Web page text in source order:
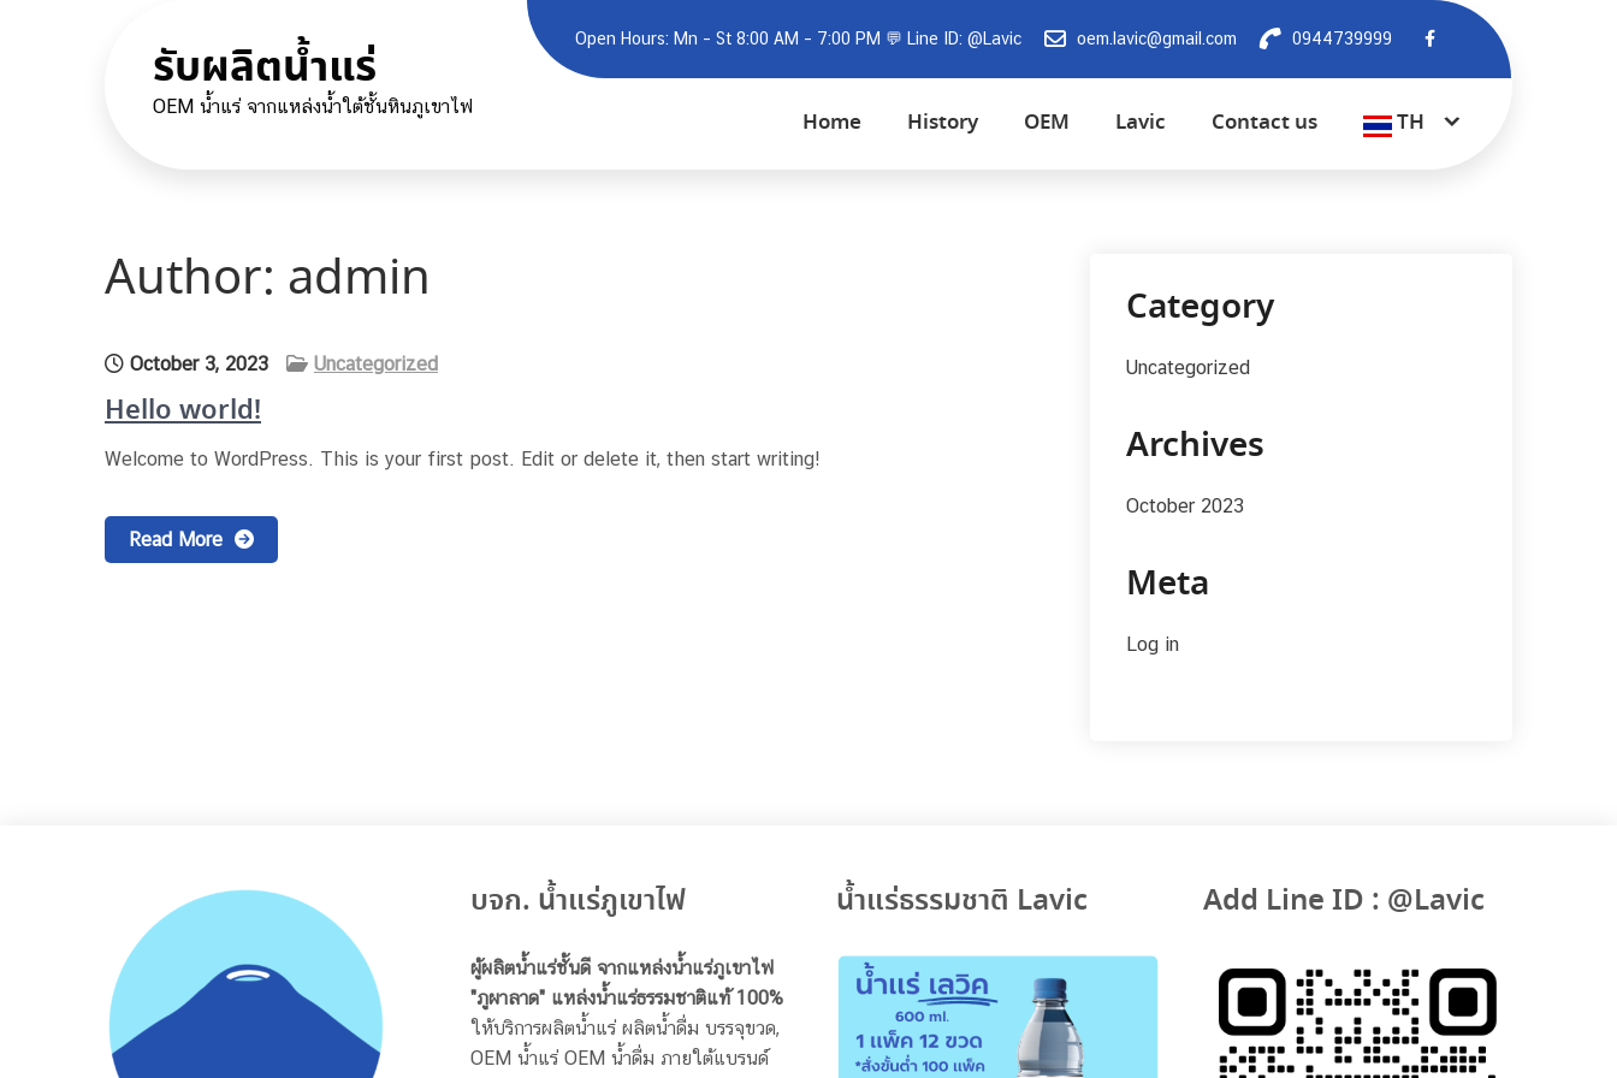
Open Hours: Mn – St 8:00 AM – 7:00 PM 💬 Line ID: @Lavic oem.lavic@gmail.com 0944739999
รับผลิตน้ำแร่
OEM น้ำแร่ จากแหล่งน้ำใต้ชั้นหินภูเขาไฟ
Home History OEM Lavic Contact us TH
Author: admin
October 3, 2023 Uncategorized
Hello world!
Welcome to WordPress. This is your first post. Edit or delete it, then start writing!
Read More
Category
Uncategorized
Archives
October 2023
Meta
Log in
บจก. น้ำแร่ภูเขาไฟ
ผู้ผลิตน้ำแร่ชั้นดี จากแหล่งน้ำแร่ภูเขาไฟ
"ภูผาลาด" แหล่งน้ำแร่ธรรมชาติแท้ 100%
ให้บริการผลิตน้ำแร่ ผลิตน้ำดื่ม บรรจุขวด,
OEM น้ำแร่ OEM น้ำดื่ม ภายใต้แบรนด์
น้ำแร่ธรรมชาติ Lavic Add Line ID : @Lavic